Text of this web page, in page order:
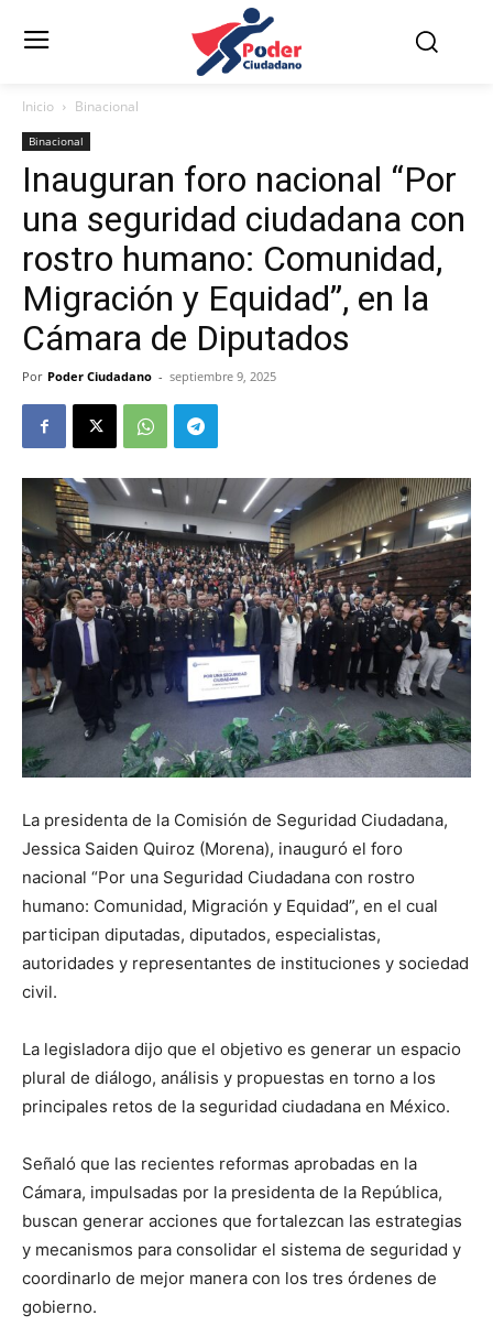
Inicio Binacional
Binacional
Inauguran foro nacional “Por
una seguridad ciudadana con
rostro humano: Comunidad,
Migración y Equidad”, en la
Cámara de Diputados
Por Poder Ciudadano - septiembre 9, 2025
La presidenta de la Comisión de Seguridad Ciudadana,
Jessica Saiden Quiroz (Morena), inauguró el foro
nacional “Por una Seguridad Ciudadana con rostro
humano: Comunidad, Migración y Equidad”, en el cual
participan diputadas, diputados, especialistas,
autoridades y representantes de instituciones y sociedad
civil.
La legisladora dijo que el objetivo es generar un espacio
plural de diálogo, análisis y propuestas en torno a los
principales retos de la seguridad ciudadana en México.
Señaló que las recientes reformas aprobadas en la
Cámara, impulsadas por la presidenta de la República,
buscan generar acciones que fortalezcan las estrategias
y mecanismos para consolidar el sistema de seguridad y
coordinarlo de mejor manera con los tres órdenes de
gobierno.